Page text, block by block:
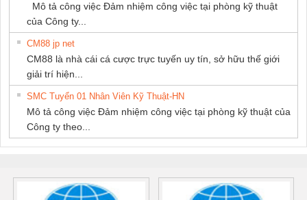
Mô tả công việc Đảm nhiệm công việc tại phòng kỹ thuật
của Công ty...
CM88 jp net
CM88 là nhà cái cá cược trực tuyến uy tín, sở hữu thế giới
giải trí hiện...
SMC Tuyển 01 Nhân Viên Kỹ Thuật-HN
Mô tả công việc Đảm nhiệm công việc tại phòng kỹ thuật của
Công ty theo...